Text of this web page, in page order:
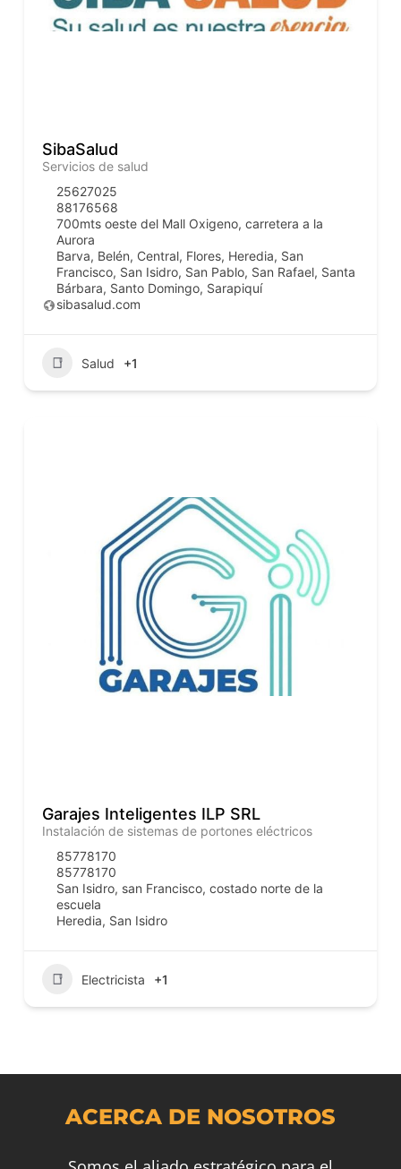
SibaSalud
Servicios de salud
25627025
88176568
700mts oeste del Mall Oxigeno, carretera a la
Aurora
Barva, Belén, Central, Flores, Heredia, San
Francisco, San Isidro, San Pablo, San Rafael, Santa
Bárbara, Santo Domingo, Sarapiquí
sibasalud.com
Salud +1
Garajes Inteligentes ILP SRL
Instalación de sistemas de portones eléctricos
85778170
85778170
San Isidro, san Francisco, costado norte de la
escuela
Heredia, San Isidro
Electricista +1
ACERCA DE NOSOTROS